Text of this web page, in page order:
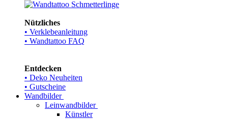
Nützliches
• Verklebeanleitung
• Wandtattoo FAQ
Entdecken
• Deko Neuheiten
• Gutscheine
Wandbilder
Leinwandbilder
Künstler